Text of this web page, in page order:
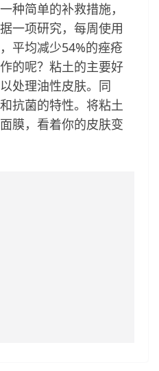
种简单的补救措施，
一项研究，每周使用
平均减少54%的痤疮
的呢？粘土的主要好
处理油性皮肤。同
抗菌的特性。将粘土
膜，看着你的皮肤变